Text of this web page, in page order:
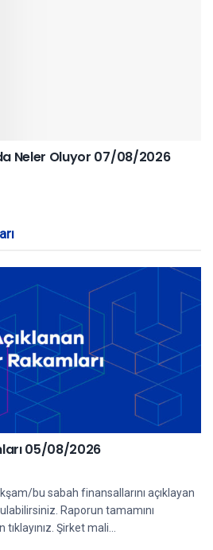
Neler Oluyor 07/08/2026
05/08/2026
bu sabah finansallarını açıklayan
Raporun tamamını
Şirket mali...